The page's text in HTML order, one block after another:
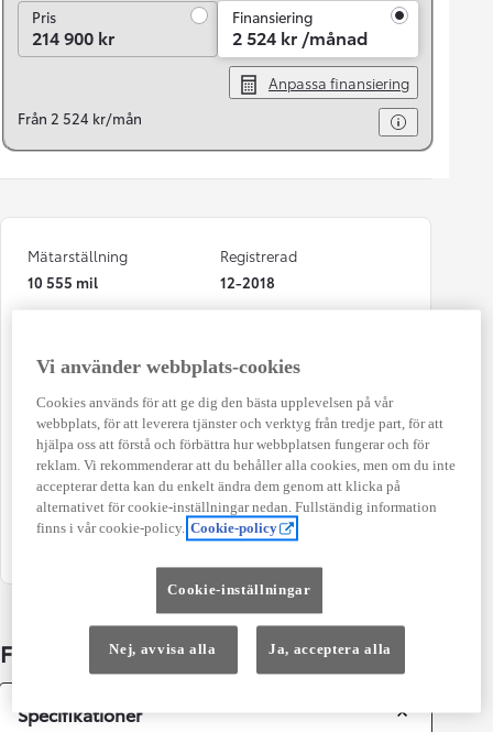
PrisPris
214 900 kr
Finansiering
2 524 kr /månad
Anpassa finansiering
Från 2 524 kr/mån
Mätarställning
10 555 mil
Registrerad
12-2018
Automat
Effekt
90 kw (122 hk)
Färg
Red Mc
Kombinerad Co2
Antal säten
5
Fakta om bilen
Specifikationer
Vi använder webbplats-cookies
Cookies används för att ge dig den bästa upplevelsen på vår
webbplats, för att leverera tjänster och verktyg från tredje part, för att
hjälpa oss att förstå och förbättra hur webbplatsen fungerar och för
reklam. Vi rekommenderar att du behåller alla cookies, men om du inte
accepterar detta kan du enkelt ändra dem genom att klicka på
alternativet för cookie-inställningar nedan. Fullständig information
finns i vår cookie-policy. Cookie-policy
Cookie-inställningar
Nej, avvisa alla Ja, acceptera alla